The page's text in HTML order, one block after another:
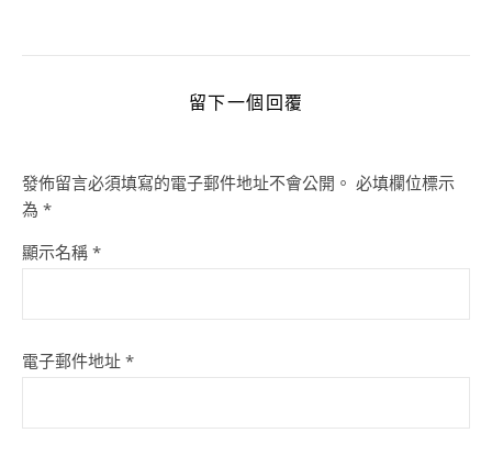
留下一個回覆
發佈留言必須填寫的電子郵件地址不會公開。 必填欄位標示
為 *
顯示名稱 *
電子郵件地址 *